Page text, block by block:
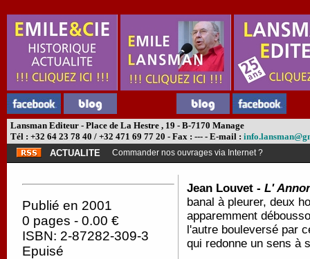
Lansman Editeur - Place de La Hestre , 19 - B-7170 Manage
Tél : +32 64 23 78 40 / +32 471 69 77 20 - Fax : --- - E-mail :
ACTUALITE
Commander nos ouvrages via Internet ?
Publié en 2001
0 pages - 0.00 €
ISBN: 2-87282-309-3
Epuisé
Jean Louvet - L'
banal à pleurer, deux
apparemment
l'autre bouleversé par
qui redonne un sens à